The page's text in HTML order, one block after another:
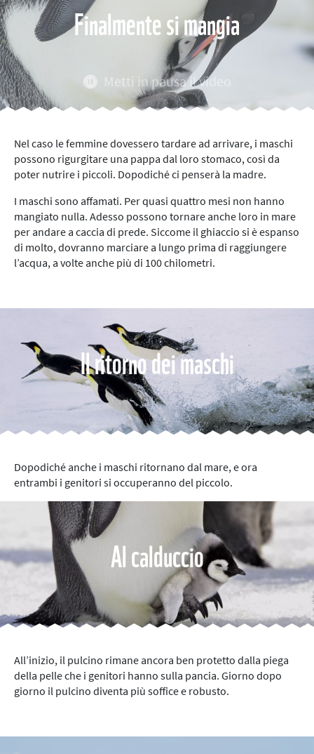
Finalmente si mangia
Metti in pausa il video
Nel caso le femmine dovessero tardare ad arrivare, i maschi
possono rigurgitare una pappa dal loro stomaco, così da
poter nutrire i piccoli. Dopodiché ci penserà la madre.
I maschi sono affamati. Per quasi quattro mesi non hanno
mangiato nulla. Adesso possono tornare anche loro in mare
per andare a caccia di prede. Siccome il ghiaccio si è espanso
di molto, dovranno marciare a lungo prima di raggiungere
l’acqua, a volte anche più di 100 chilometri.
Il ritorno dei maschi
Dopodiché anche i maschi ritornano dal mare, e ora
entrambi i genitori si occuperanno del piccolo.
Al calduccio
All’inizio, il pulcino rimane ancora ben protetto dalla piega
della pelle che i genitori hanno sulla pancia. Giorno dopo
giorno il pulcino diventa più soffice e robusto.